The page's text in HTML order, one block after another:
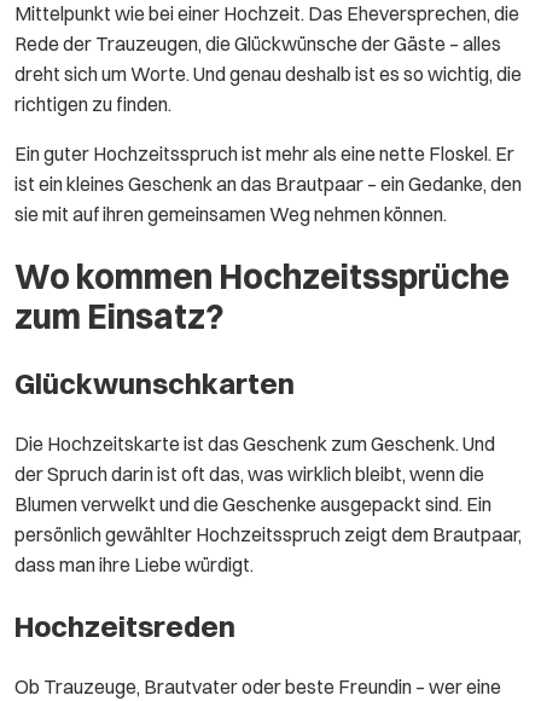
Mittelpunkt wie bei einer Hochzeit. Das Eheversprechen, die
Rede der Trauzeugen, die Glückwünsche der Gäste – alles
dreht sich um Worte. Und genau deshalb ist es so wichtig, die
richtigen zu finden.
Ein guter Hochzeitsspruch ist mehr als eine nette Floskel. Er
ist ein kleines Geschenk an das Brautpaar – ein Gedanke, den
sie mit auf ihren gemeinsamen Weg nehmen können.
Wo kommen Hochzeitssprüche
zum Einsatz?
Glückwunschkarten
Die Hochzeitskarte ist das Geschenk zum Geschenk. Und
der Spruch darin ist oft das, was wirklich bleibt, wenn die
Blumen verwelkt und die Geschenke ausgepackt sind. Ein
persönlich gewählter Hochzeitsspruch zeigt dem Brautpaar,
dass man ihre Liebe würdigt.
Hochzeitsreden
Ob Trauzeuge, Brautvater oder beste Freundin – wer eine